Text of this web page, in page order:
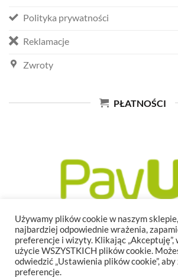
Polityka prywatności
Reklamacje
Zwroty
PŁATNOŚCI
Używamy plików cookie w naszym
najbardziej odpowiednie wrażenia,
preferencje i wizyty. Klikając „Akceptuję”,
użycie WSZYSTKICH plików cookie.
odwiedzić „Ustawienia plików cookie”,
preferencje.